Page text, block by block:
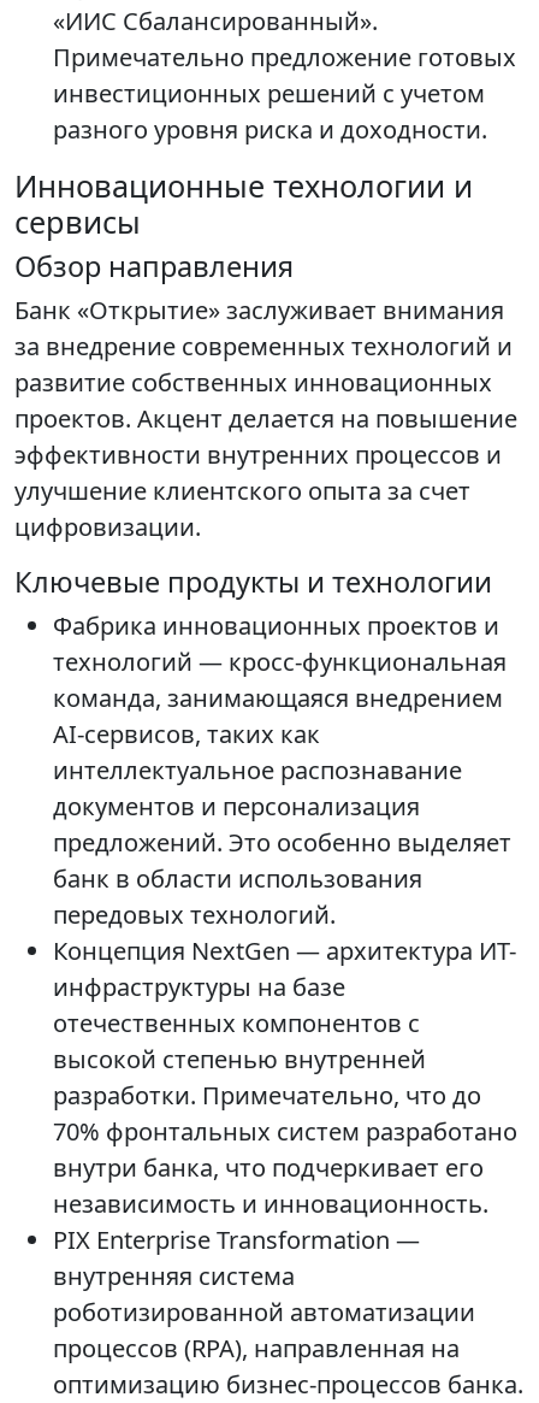
«ИИС Сбалансированный».
Примечательно предложение готовых
инвестиционных решений с учетом
разного уровня риска и доходности.
Инновационные технологии и
сервисы
Обзор направления
Банк «Открытие» заслуживает внимания
за внедрение современных технологий и
развитие собственных инновационных
проектов. Акцент делается на повышение
эффективности внутренних процессов и
улучшение клиентского опыта за счет
цифровизации.
Ключевые продукты и технологии
Фабрика инновационных проектов и
технологий — кросс-функциональная
команда, занимающаяся внедрением
AI-сервисов, таких как
интеллектуальное распознавание
документов и персонализация
предложений. Это особенно выделяет
банк в области использования
передовых технологий.
Концепция NextGen — архитектура ИТ-
инфраструктуры на базе
отечественных компонентов с
высокой степенью внутренней
разработки. Примечательно, что до
70% фронтальных систем разработано
внутри банка, что подчеркивает его
независимость и инновационность.
PIX Enterprise Transformation —
внутренняя система
роботизированной автоматизации
процессов (RPA), направленная на
оптимизацию бизнес-процессов банка.